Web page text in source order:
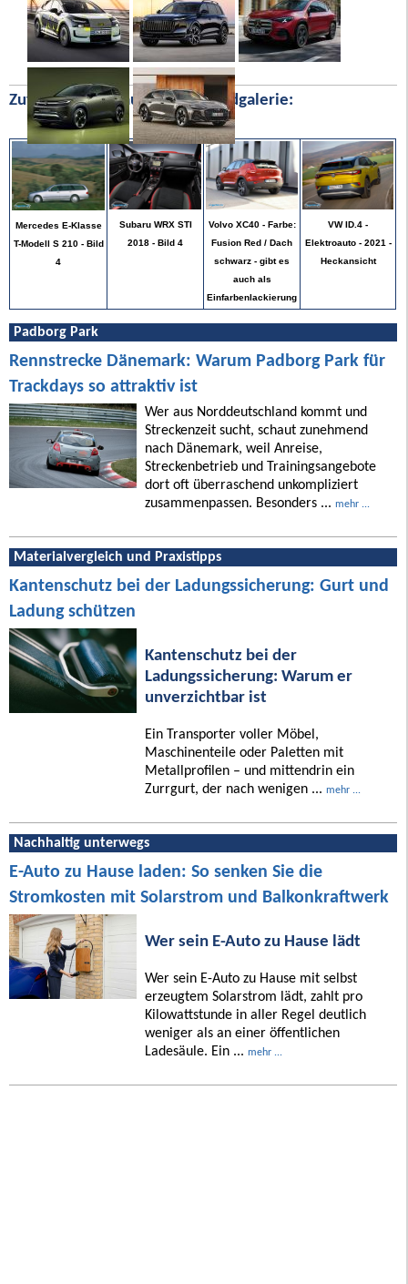
Zufällige Bilder aus unserer Bildgalerie:
Mercedes E-Klasse
T-Modell S 210 - Bild
4
Subaru WRX STI
2018 - Bild 4
Volvo XC40 - Farbe:
Fusion Red / Dach
schwarz - gibt es
auch als
Einfarbenlackierung
VW ID.4 -
Elektroauto - 2021 -
Heckansicht
Padborg Park
Rennstrecke Dänemark: Warum Padborg Park für
Trackdays so attraktiv ist
Wer aus Norddeutschland kommt und
Streckenzeit sucht, schaut zunehmend
nach Dänemark, weil Anreise,
Streckenbetrieb und Trainingsangebote
dort oft überraschend unkompliziert
zusammenpassen. Besonders ... mehr ...
Materialvergleich und Praxistipps
Kantenschutz bei der Ladungssicherung: Gurt und
Ladung schützen
Kantenschutz bei der
Ladungssicherung: Warum er
unverzichtbar ist
Ein Transporter voller Möbel,
Maschinenteile oder Paletten mit
Metallprofilen – und mittendrin ein
Zurrgurt, der nach wenigen ... mehr ...
Nachhaltig unterwegs
E-Auto zu Hause laden: So senken Sie die
Stromkosten mit Solarstrom und Balkonkraftwerk
Wer sein E-Auto zu Hause lädt
Wer sein E-Auto zu Hause mit selbst
erzeugtem Solarstrom lädt, zahlt pro
Kilowattstunde in aller Regel deutlich
weniger als an einer öffentlichen
Ladesäule. Ein ... mehr ...